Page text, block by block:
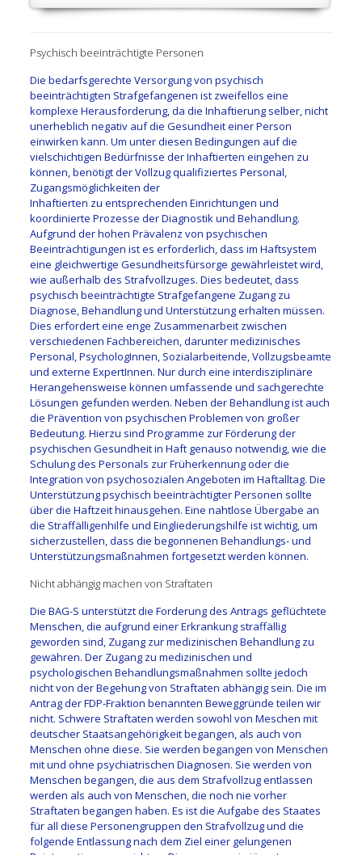
Psychisch beeinträchtigte Personen
Die bedarfsgerechte Versorgung von psychisch
beeinträchtigten Strafgefangenen ist zweifellos eine
komplexe Herausforderung, da die Inhaftierung selber, nicht
unerheblich negativ auf die Gesundheit einer Person
einwirken kann. Um unter diesen Bedingungen auf die
vielschichtigen Bedürfnisse der Inhaftierten eingehen zu
können, benötigt der Vollzug qualifiziertes Personal,
Zugangsmöglichkeiten der
Inhaftierten zu entsprechenden Einrichtungen und
koordinierte Prozesse der Diagnostik und Behandlung.
Aufgrund der hohen Prävalenz von psychischen
Beeinträchtigungen ist es erforderlich, dass im Haftsystem
eine gleichwertige Gesundheitsfürsorge gewährleistet wird,
wie außerhalb des Strafvollzuges. Dies bedeutet, dass
psychisch beeinträchtigte Strafgefangene Zugang zu
Diagnose, Behandlung und Unterstützung erhalten müssen.
Dies erfordert eine enge Zusammenarbeit zwischen
verschiedenen Fachbereichen, darunter medizinisches
Personal, PsychologInnen, Sozialarbeitende, Vollzugsbeamte
und externe ExpertInnen. Nur durch eine interdisziplinäre
Herangehensweise können umfassende und sachgerechte
Lösungen gefunden werden. Neben der Behandlung ist auch
die Prävention von psychischen Problemen von großer
Bedeutung. Hierzu sind Programme zur Förderung der
psychischen Gesundheit in Haft genauso notwendig, wie die
Schulung des Personals zur Früherkennung oder die
Integration von psychosozialen Angeboten im Haftalltag. Die
Unterstützung psychisch beeinträchtigter Personen sollte
über die Haftzeit hinausgehen. Eine nahtlose Übergabe an
die Straffälligenhilfe und Eingliederungshilfe ist wichtig, um
sicherzustellen, dass die begonnenen Behandlungs- und
Unterstützungsmaßnahmen fortgesetzt werden können.
Nicht abhängig machen von Straftaten
Die BAG-S unterstützt die Forderung des Antrags geflüchtete
Menschen, die aufgrund einer Erkrankung straffällig
geworden sind, Zugang zur medizinischen Behandlung zu
gewähren. Der Zugang zu medizinischen und
psychologischen Behandlungsmaßnahmen sollte jedoch
nicht von der Begehung von Straftaten abhängig sein. Die im
Antrag der FDP-Fraktion benannten Beweggründe teilen wir
nicht. Schwere Straftaten werden sowohl von Meschen mit
deutscher Staatsangehörigkeit begangen, als auch von
Menschen ohne diese. Sie werden begangen von Menschen
mit und ohne psychiatrischen Diagnosen. Sie werden von
Menschen begangen, die aus dem Strafvollzug entlassen
werden als auch von Menschen, die noch nie vorher
Straftaten begangen haben. Es ist die Aufgabe des Staates
für all diese Personengruppen den Strafvollzug und die
folgende Entlassung nach dem Ziel einer gelungenen